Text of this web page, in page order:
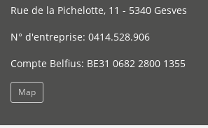
Rue de la Pichelotte, 11 - 5340 Gesves
N° d'entreprise: 0414.528.906
Compte Belfius: BE31 0682 2800 1355
Map